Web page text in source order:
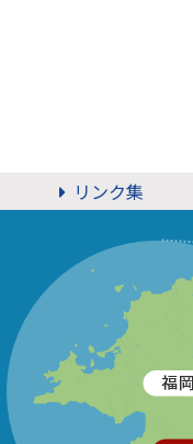
リンク集